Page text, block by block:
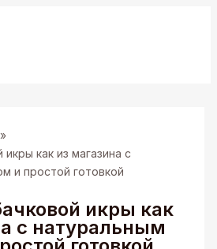
как из магазина с
и простой готовкой
икры как
с натуральным